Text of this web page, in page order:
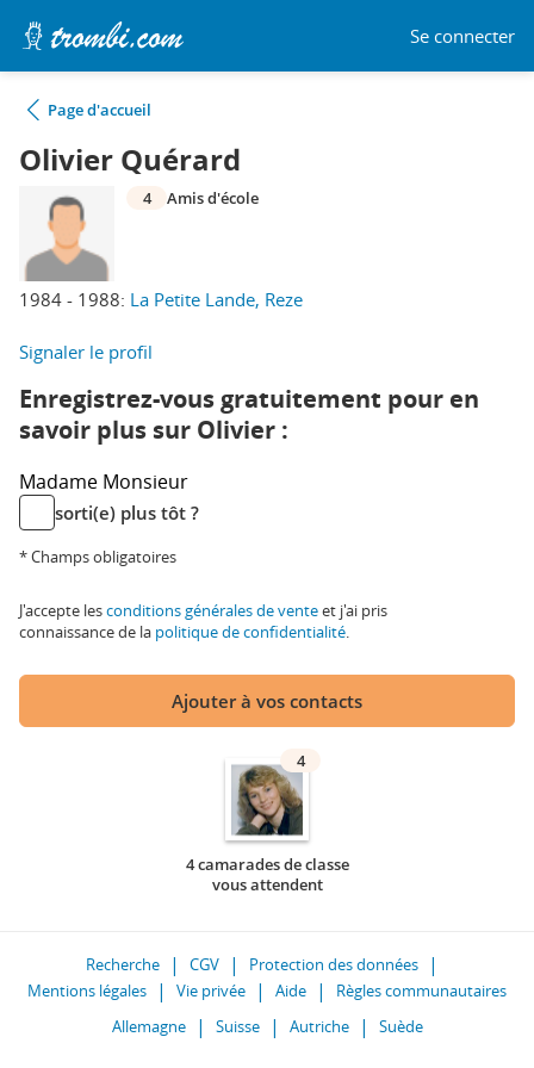
Se connecter
Page d'accueil
Olivier Quérard
1984 - 1988: La Petite Lande, Reze
4 Amis d'école
Signaler le profil
Enregistrez-vous gratuitement pour en
savoir plus sur Olivier :
Madame Monsieur
sorti(e) plus tôt ?
* Champs obligatoires
J'accepte lesconditions générales de venteet j'ai pris
connaissance de la politique de confidentialité.
Ajouter à vos contacts
4
4 camarades de classe
vous attendent
Recherche CGV
Protection des données
Mentions légales
Vie privée Aide
Règles communautaires
Allemagne
Suisse Autriche Suède